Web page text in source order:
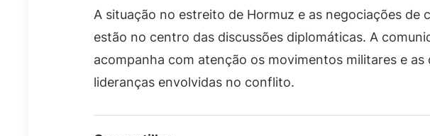
A situação no estreito de Hormuz e as negociações de
estão no centro das discussões diplomáticas. A
acompanha com atenção os movimentos militares e as
lideranças envolvidas no conflito.